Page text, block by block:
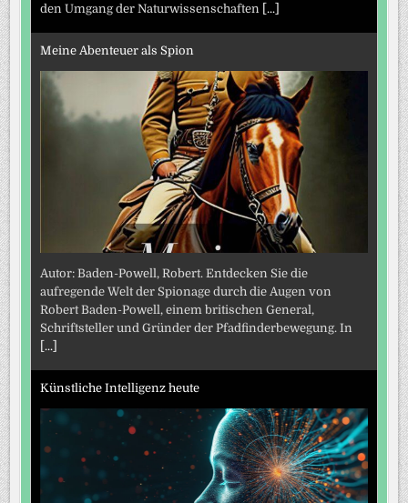
den Umgang der Naturwissenschaften
[...]
Meine Abenteuer als Spion
Autor: Baden-Powell, Robert. Entdecken Sie die
aufregende Welt der Spionage durch die Augen von
Robert Baden-Powell, einem britischen General,
Schriftsteller und Gründer der Pfadfinderbewegung. In
[...]
Künstliche Intelligenz heute